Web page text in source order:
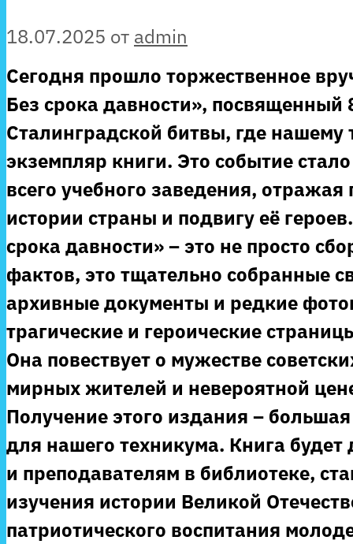
18.07.2025 от admin
Сегодня прошло торжественное
Без срока давности»,
Сталинградской битвы, где нашему
экземпляр книги. Это событие
всего учебного заведения,
истории страны и подвигу её героев.
срока давности» – это не просто
фактов, это тщательно собранные
архивные документы и редкие
трагические и героические
Она повествует о мужестве
мирных жителей и невероятной
Получение этого издания – большая
для нашего техникума. Книга будет
и преподавателям в библиотеке,
изучения истории Великой
патриотического воспитания